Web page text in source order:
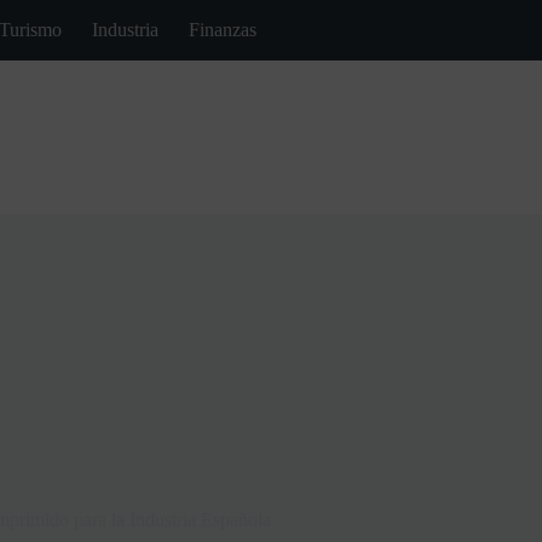
Turismo Industria Finanzas